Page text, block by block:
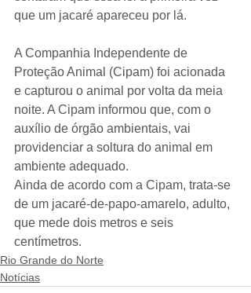
que um jacaré apareceu por lá.
A Companhia Independente de
Proteção Animal (Cipam) foi acionada
e capturou o animal por volta da meia
noite. A Cipam informou que, com o
auxílio de órgão ambientais, vai
providenciar a soltura do animal em
ambiente adequado.
Ainda de acordo com a Cipam, trata-se
de um jacaré-de-papo-amarelo, adulto,
que mede dois metros e seis
centímetros.
Rio Grande do Norte
Notícias